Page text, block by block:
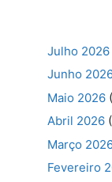
Julho 2026
Junho
Maio 2026
Abril 2026
Março
Fevereiro